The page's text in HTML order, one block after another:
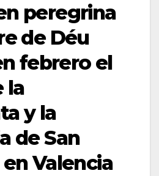
peregrina
de Déu
febrero el
la
y la
de San
Valencia